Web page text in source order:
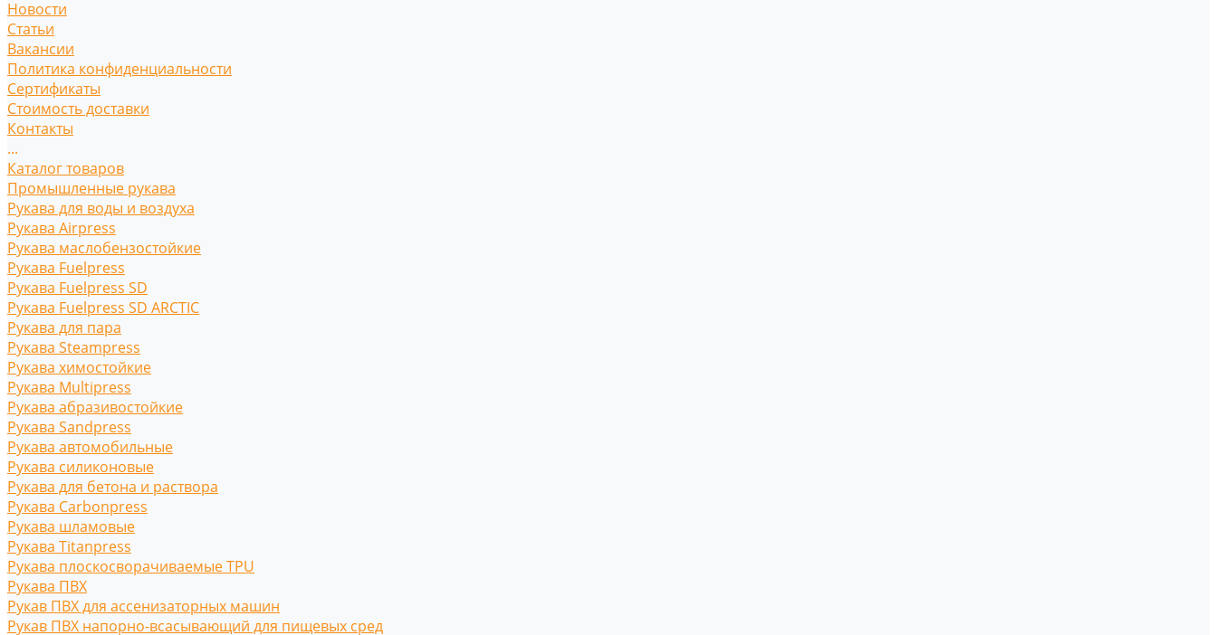
Новости
Статьи
Вакансии
Политика конфиденциальности
Сертификаты
Стоимость доставки
Контакты
...
Каталог товаров
Промышленные рукава
Рукава для воды и воздуха
Рукава Airpress
Рукава маслобензостойкие
Рукава Fuelpress
Рукава Fuelpress SD
Рукава Fuelpress SD ARCTIC
Рукава для пара
Рукава Steampress
Рукава химостойкие
Рукава Multipress
Рукава абразивостойкие
Рукава Sandpress
Рукава автомобильные
Рукава силиконовые
Рукава для бетона и раствора
Рукава Carbonpress
Рукава шламовые
Рукава Titanpress
Рукава плоскосворачиваемые TPU
Рукава ПВХ
Рукав ПВХ для ассенизаторных машин
Рукав ПВХ напорно-всасывающий для пищевых сред